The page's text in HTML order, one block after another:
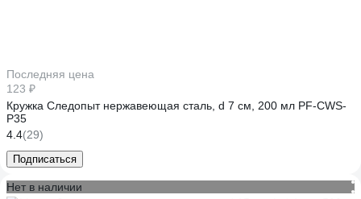
Последняя цена
123 ₽
Кружка Следопыт нержавеющая сталь, d 7 см, 200 мл PF-CWS-
P35
4.4(29)
Подписаться
Нет в наличии